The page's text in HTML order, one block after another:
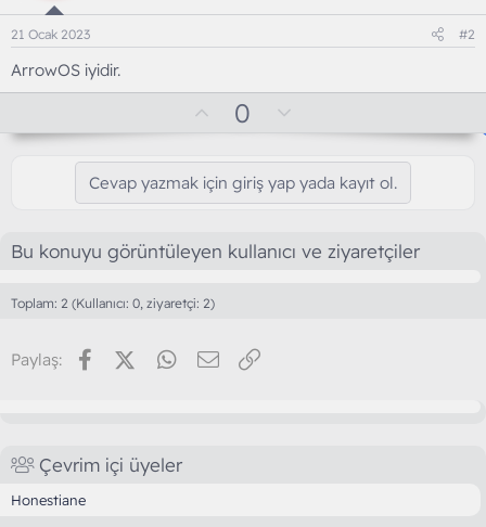
21 Ocak 2023 #2
ArrowOS iyidir.
O
y
l
a
0
o
w
n
o
t
Cevap yazmak için giriş yap yada kayıt ol.
Bu konuyu görüntüleyen kullanıcı ve ziyaretçiler
Toplam: 2 (Kullanıcı: 0, ziyaretçi: 2)
Paylaş: FacebookX (Twitter)WhatsApp
E-posta
Çevrim içi üyeler
Honestiane